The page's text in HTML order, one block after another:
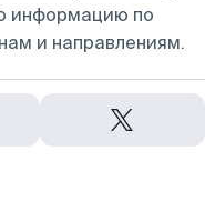
информацию по
и направлениям.